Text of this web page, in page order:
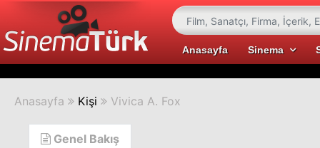
Anasayfa Sinema
Anasayfa Kişi Vivica A. Fox
Genel Bakış